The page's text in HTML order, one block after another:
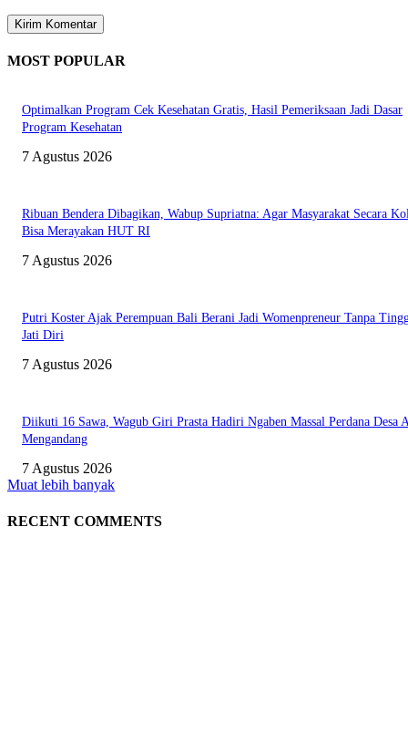
MOST POPULAR
Optimalkan Program Cek Kesehatan Gratis, Hasil Pemeriksaan Jadi Dasar
Program Kesehatan
7 Agustus 2026
Ribuan Bendera Dibagikan, Wabup Supriatna: Agar Masyarakat Secara
Bisa Merayakan HUT RI
7 Agustus 2026
Putri Koster Ajak Perempuan Bali Berani Jadi Womenpreneur Tanpa
Jati Diri
7 Agustus 2026
Diikuti 16 Sawa, Wagub Giri Prasta Hadiri Ngaben Massal Perdana Desa
Mengandang
7 Agustus 2026
Muat lebih banyak
RECENT COMMENTS